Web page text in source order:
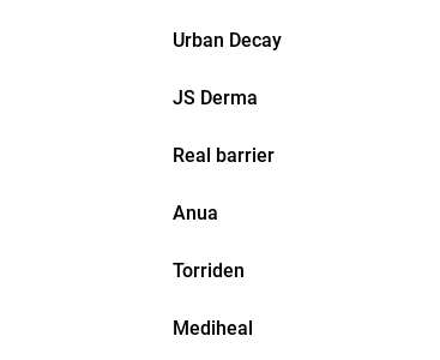
Urban Decay
JS Derma
Real barrier
Anua
Torriden
Mediheal